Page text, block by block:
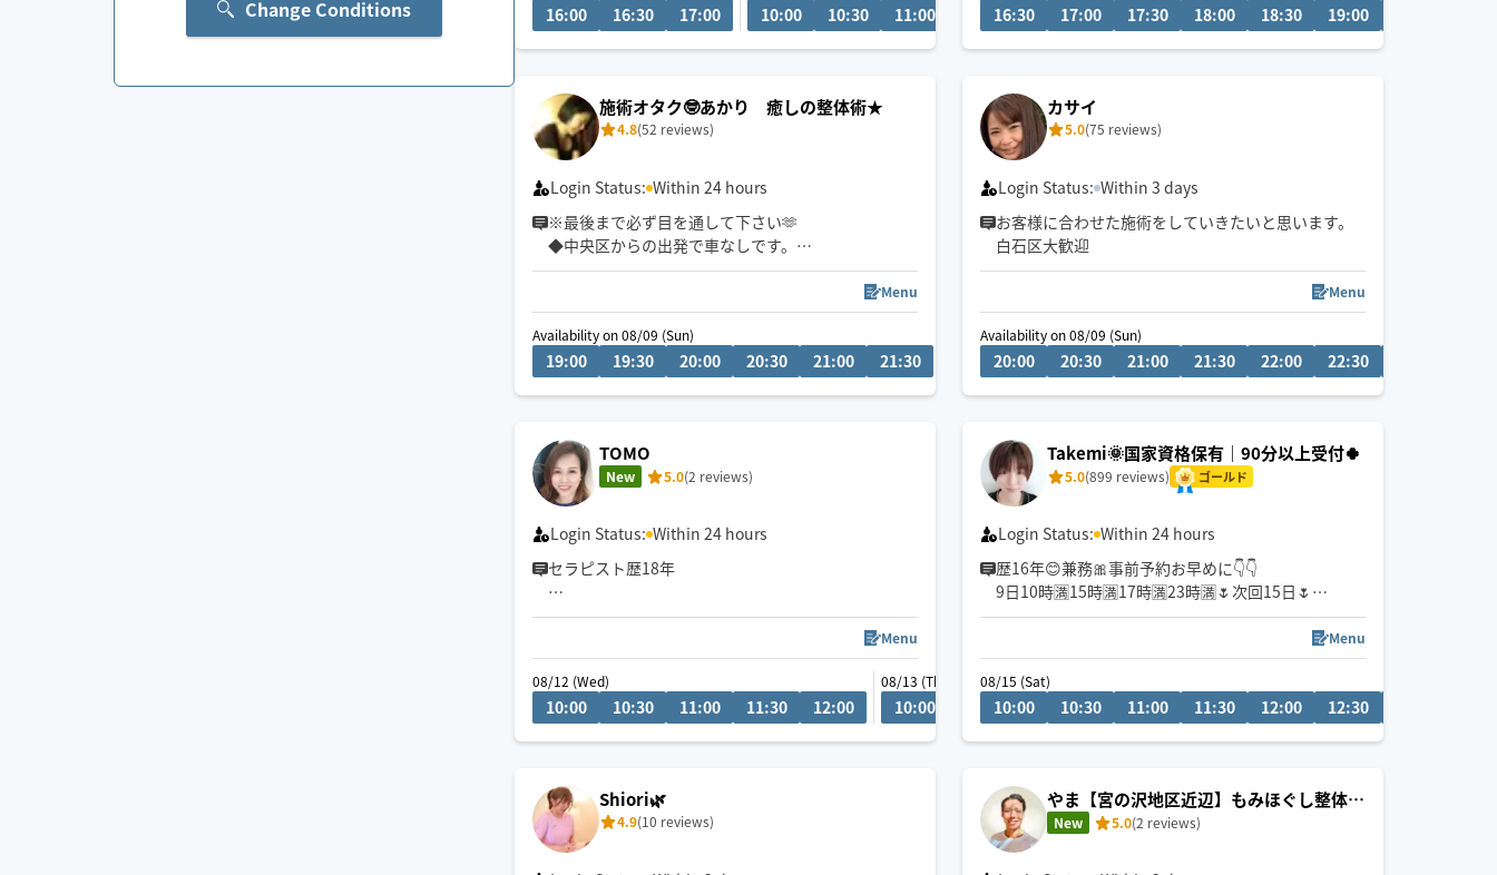
Change Conditions 16:00 16:30 17:00 10:00 10:30 11:00 11:30 12:00 12:30 13:00 13:30 14:00
16:30 17:00 17:30 18:00 18:30 19:00
施術オタク🤓あかり 癒しの整体術★
4.8(52 reviews)
Login Status: Within 24 hours
※最後まで必ず目を通して下さい🫶
◆中央区からの出発で車なしです。
◇シフト×でも事前にお問い合わせ頂けるとお伺い
出来る事がありますのでお気軽にお問い合わせ下さ
い♪
🫶可能エリア🫶
札幌駅、大通駅、すすきの、バスセンター前駅【徒
もみほぐし
もみほぐし＋オイルリンパ
Menu
Availability on 08/09 (Sun)
19:00 19:30 20:00 20:30 21:00 21:30
カサイ
5.0(75 reviews)
Login Status: Within 3 days
お客様に合わせた施術をしていきたいと思います。
白石区大歓迎
Menu
Availability on 08/09 (Sun)
20:00 20:30 21:00 21:30 22:00 22:30
TOMO
New 5.0(2 reviews)
Login Status: Within 24 hours
セラピスト歴18年
都内のホテルSPAでセラピストをしていました。
道内移住後はエステティシャン育成講師をしていま
す。
身体の不調に合わせた施術を致しますので、お悩み
Menu
08/12 (Wed)
10:00 10:30 11:00 11:30 12:00
08/13 (Thu)
10:00 10:30 11:00 11:30 12:00 10:00 10:30
Takemi🌞国家資格保有｜90分以上受付🍀
5.0(899 reviews) ゴールド
Login Status: Within 24 hours
歴16年😊兼務🎀事前予約お早めに👇👇
9日10時🈵15時🈵17時🈵23時🈵🌷次回15日🌷
10〜14お休み
22日10時🈵
28日10時🈵
4日20時🈵
📌円山エリア発多めです🚴
施術中は返答が遅くなりますが、終了次第お返し致
Menu
08/15 (Sat)
10:00 10:30 11:00 11:30 12:00 12:30
Shiori🌿
4.9(10 reviews)
やま【宮の沢地区近辺】もみほぐし整体と
腸もみが人気⭐︎
New 5.0(2 reviews)